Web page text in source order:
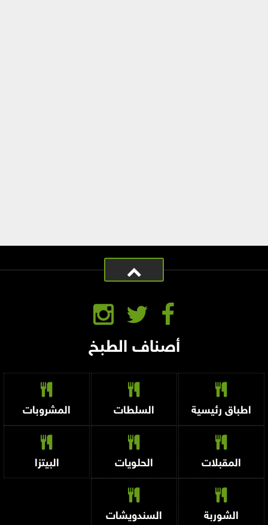
أصناف الطبخ
اطباق رئيسية السلطات المشروبات
المقبلات الحلويات البيتزا
الشوربة السندويشات